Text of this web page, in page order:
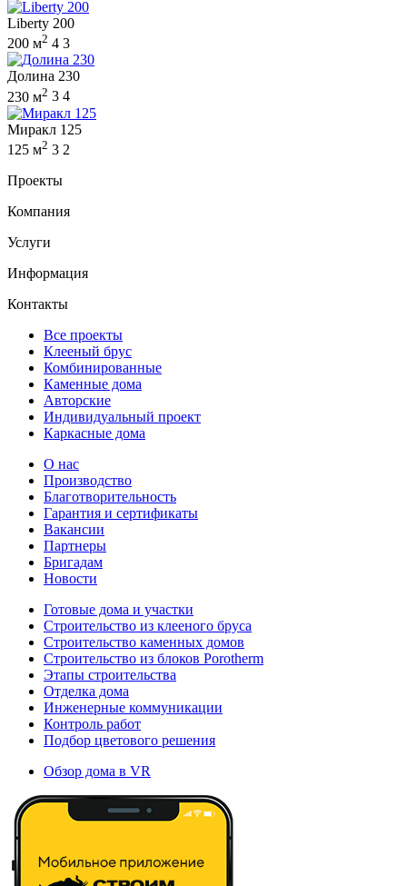
Liberty 200
200 м2 4 3
Долина 230
230 м2 3 4
Миракл 125
125 м2 3 2
Проекты
Компания
Услуги
Информация
Контакты
Все проекты
Клееный брус
Комбинированные
Каменные дома
Авторские
Индивидуальный проект
Каркасные дома
О нас
Производство
Благотворительность
Гарантия и сертификаты
Вакансии
Партнеры
Бригадам
Новости
Готовые дома и участки
Строительство из клееного бруса
Строительство каменных домов
Строительство из блоков Porotherm
Этапы строительства
Отделка дома
Инженерные коммуникации
Контроль работ
Подбор цветового решения
Обзор дома в VR